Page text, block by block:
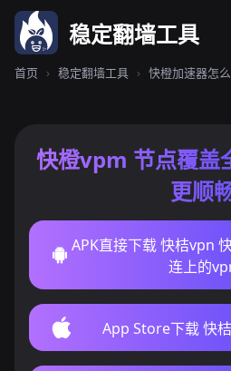
稳定翻墙工具
首页 › 稳定翻墙工具 › 快橙加速器怎
快橙vpm 节点覆盖
更顺
APK直接下载 快桔vpn
连上的
App Store下载 快